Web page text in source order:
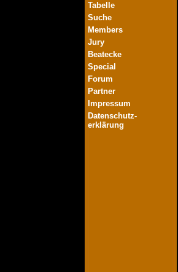
Tabelle
Suche
Members
Jury
Beatecke
Special
Forum
Partner
Impressum
Datenschutz-
erklärung